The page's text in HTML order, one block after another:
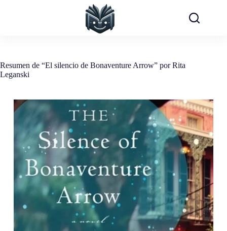
Resumen de “El silencio de Bonaventure Arrow” por Rita
Leganski